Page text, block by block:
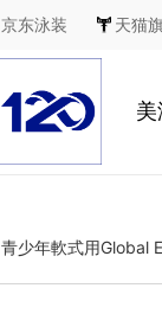
京东泳装 天猫
青少年軟式用Global